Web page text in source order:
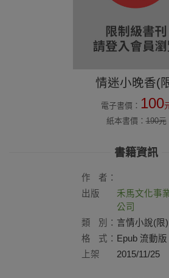
情迷小晚香(
電子書價： 100
紙本書價：190元
書籍資訊
作
者：
出版
禾馬文化事
公司
類
別： 言情小說(限)
格
式： Epub 流動版
上架
2015/11/25